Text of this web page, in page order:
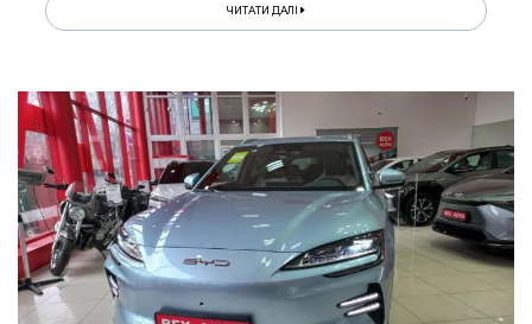
ЧИТАТИ ДАЛІ